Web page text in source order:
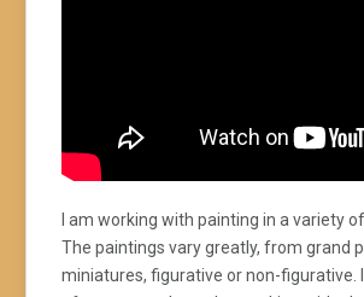
I am working with painting in a variety
The paintings vary greatly, from grand
miniatures, figurative or non-figurative.